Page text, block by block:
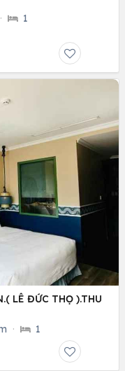
· 1
LÊ ĐỨC THỌ ).THU
· 1